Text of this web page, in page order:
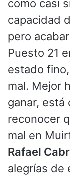
como casi
capacidad
pero
Puesto 21
estado
mal. Mejor
ganar, está
reconocer
mal en
Rafael
alegrías de